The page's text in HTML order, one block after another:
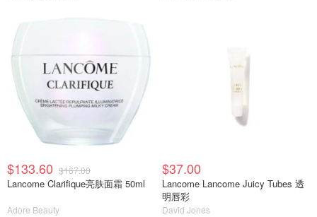
$133.60 $167.00
Lancome Clarifique亮肤面霜 50ml
Adore Beauty
$37.00
Lancome Lancome Juicy Tubes 透
明唇彩
David Jones